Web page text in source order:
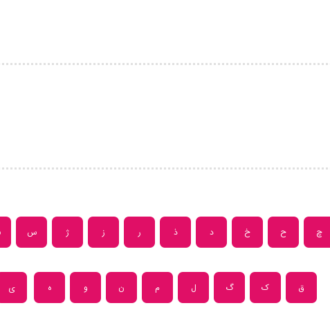
چ ح خ د ذ ر ز ژ س
ق ک گ ل م ن و ه ی